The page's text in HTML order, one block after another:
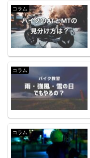
コラム
コラム
コラム